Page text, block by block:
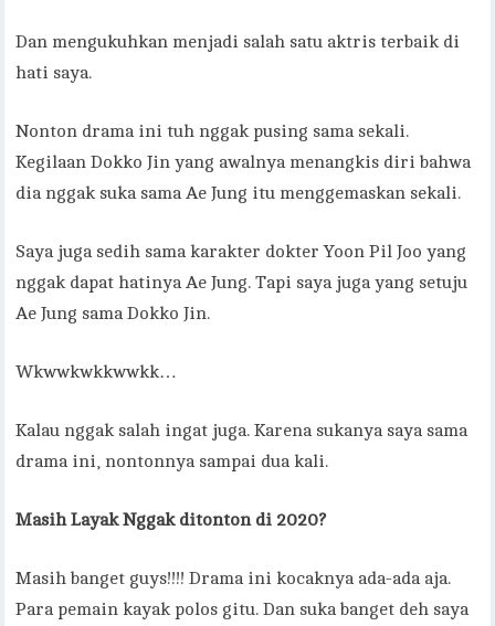
Dan mengukuhkan menjadi salah satu aktris terbaik di
hati saya.
Nonton drama ini tuh nggak pusing sama sekali.
Kegilaan Dokko Jin yang awalnya menangkis diri bahwa
dia nggak suka sama Ae Jung itu menggemaskan sekali.
Saya juga sedih sama karakter dokter Yoon Pil Joo yang
nggak dapat hatinya Ae Jung. Tapi saya juga yang setuju
Ae Jung sama Dokko Jin.
Wkwwkwkkwwkk…
Kalau nggak salah ingat juga. Karena sukanya saya sama
drama ini, nontonnya sampai dua kali.
Masih Layak Nggak ditonton di 2020?
Masih banget guys!!!! Drama ini kocaknya ada-ada aja.
Para pemain kayak polos gitu. Dan suka banget deh saya